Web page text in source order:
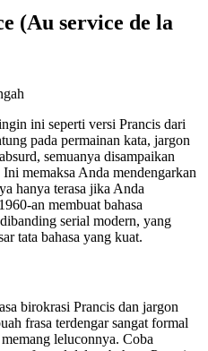
(Au service de la
ini seperti versi Prancis dari
pada permainan kata, jargon
semuanya disampaikan
memaksa Anda mendengarkan
hanya terasa jika Anda
an membuat bahasa
serial modern, yang
tata bahasa yang kuat.
birokrasi Prancis dan jargon
frasa terdengar sangat formal
leluconnya. Coba